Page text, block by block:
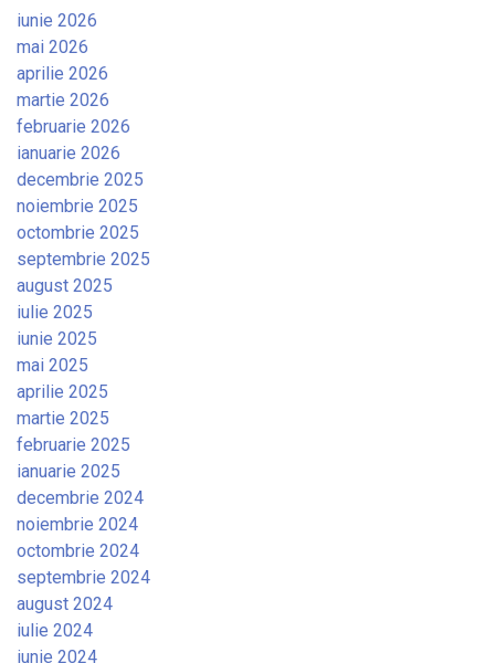
iunie 2026
mai 2026
aprilie 2026
martie 2026
februarie 2026
ianuarie 2026
decembrie 2025
noiembrie 2025
octombrie 2025
septembrie 2025
august 2025
iulie 2025
iunie 2025
mai 2025
aprilie 2025
martie 2025
februarie 2025
ianuarie 2025
decembrie 2024
noiembrie 2024
octombrie 2024
septembrie 2024
august 2024
iulie 2024
iunie 2024